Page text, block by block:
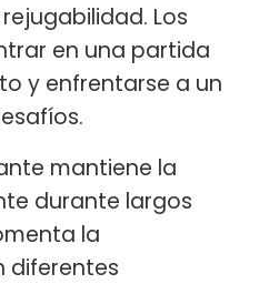
Los
en una partida
y enfrentarse a un
mantiene la
durante largos
la
diferentes